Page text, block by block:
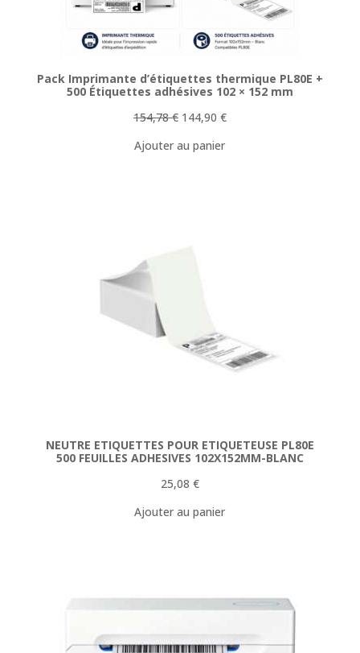
Pack Imprimante d’étiquettes thermique PL80E +
500 Étiquettes adhésives 102 × 152 mm
154,78€ Le
initial
144,90 €Le
Ajouter au panier
NEUTRE ETIQUETTES POUR ETIQUETEUSE PL80E
500 FEUILLES ADHESIVES 102X152MM-BLANC
25,08 €
Ajouter au panier